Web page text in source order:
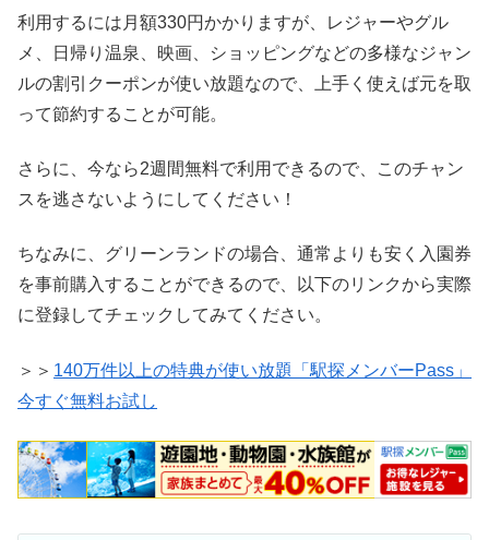
利用するには月額330円かかりますが、レジャーやグル
メ、日帰り温泉、映画、ショッピングなどの多様なジャン
ルの割引クーポンが使い放題なので、上手く使えば元を取
って節約することが可能。
さらに、今なら2週間無料で利用できるので、このチャン
スを逃さないようにしてください！
ちなみに、グリーンランドの場合、通常よりも安く入園券
を事前購入することができるので、以下のリンクから実際
に登録してチェックしてみてください。
＞＞ 140万件以上の特典が使い放題「駅探メンバーPass」
今すぐ無料お試し